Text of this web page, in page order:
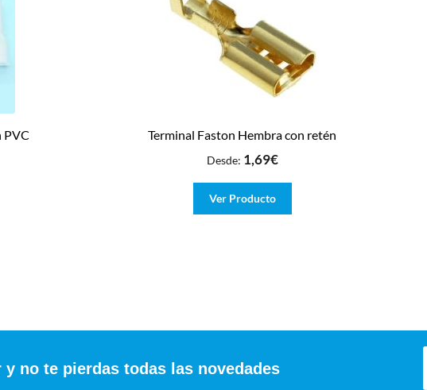
PVC Terminal Faston Hembra con retén
Desde: 1,69€
Ver Producto
no te pierdas todas las novedades